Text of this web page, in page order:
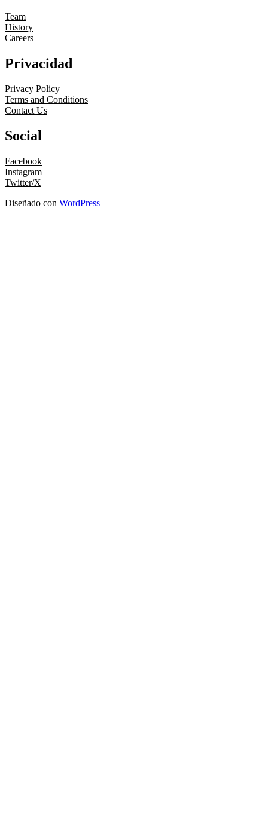
Team
History
Careers
Privacidad
Privacy Policy
Terms and Conditions
Contact Us
Social
Facebook
Instagram
Twitter/X
Diseñado con WordPress